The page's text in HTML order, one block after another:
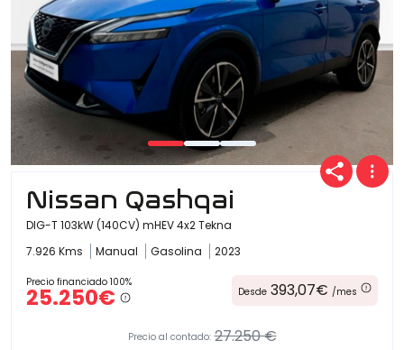
Nissan Qashqai
DIG-T 103kW (140CV) mHEV 4x2 Tekna
7.926 Kms
Manual Gasolina 2023
Precio financiado 100%
25.250€ Desde 393,07€ /mes
Precio al contado: 27.250 €